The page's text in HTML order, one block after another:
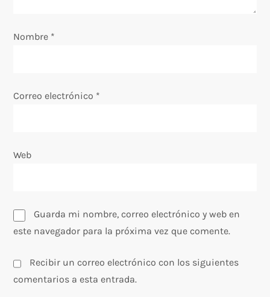
n
r
d
s
Nombre *
Correo electrónico *
Web
Guarda mi nombre, correo electrónico y web en
este navegador para la próxima vez que comente.
Recibir un correo electrónico con los siguientes
comentarios a esta entrada.